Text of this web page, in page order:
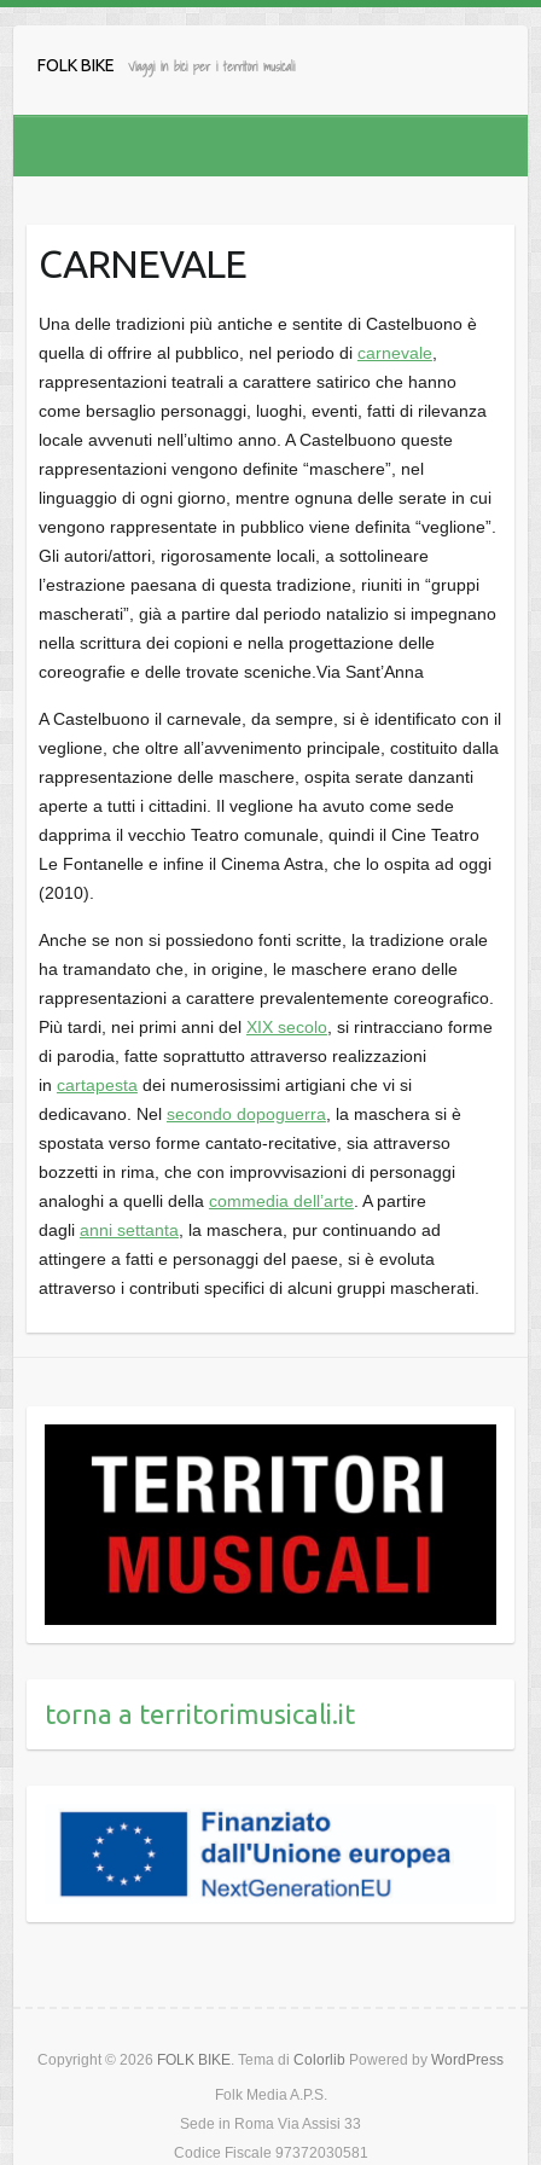
FOLK BIKE Viaggi in bici per i territori musicali
CARNEVALE
Una delle tradizioni più antiche e sentite di Castelbuono è
quella di offrire al pubblico, nel periodo di carnevale
rappresentazioni teatrali a carattere satirico che hanno
come bersaglio personaggi, luoghi, eventi, fatti di rilevanza
locale avvenuti nell’ultimo anno. A Castelbuono queste
rappresentazioni vengono definite “maschere”, nel
linguaggio di ogni giorno, mentre ognuna delle serate in cui
vengono rappresentate in pubblico viene definita “veglione”.
Gli autori/attori, rigorosamente locali, a sottolineare
l’estrazione paesana di questa tradizione, riuniti in “gruppi
mascherati”, già a partire dal periodo natalizio si impegnano
nella scrittura dei copioni e nella progettazione delle
coreografie e delle trovate sceniche. Via Sant’Anna
A Castelbuono il carnevale, da sempre, si è identificato con il
veglione, che oltre all’avvenimento principale, costituito dalla
rappresentazione delle maschere, ospita serate danzanti
aperte a tutti i cittadini. Il veglione ha avuto come sede
dapprima il vecchio Teatro comunale, quindi il Cine Teatro
Le Fontanelle e infine il Cinema Astra, che lo ospita ad oggi
(2010).
Anche se non si possiedono fonti scritte, la tradizione orale
ha tramandato che, in origine, le maschere erano delle
rappresentazioni a carattere prevalentemente coreografico.
Più tardi, nei primi anni del XIX secolo, si rintracciano forme
di parodia, fatte soprattutto attraverso realizzazioni
in cartapesta dei numerosissimi artigiani che vi si
dedicavano. Nel secondo dopoguerra , la maschera si è
spostata verso forme cantato-recitative, sia attraverso
bozzetti in rima, che con improvvisazioni di personaggi
analoghi a quelli della commedia dell’arte . A partire
dagli anni settanta , la maschera, pur continuando ad
attingere a fatti e personaggi del paese, si è evoluta
attraverso i contributi specifici di alcuni gruppi mascherati.
torna a territorimusicali.it
Copyright © 2026 FOLK BIKE. Tema di Colorlib Powered by WordPress
Folk Media A.P.S.
Sede in Roma Via Assisi 33
Codice Fiscale 97372030581